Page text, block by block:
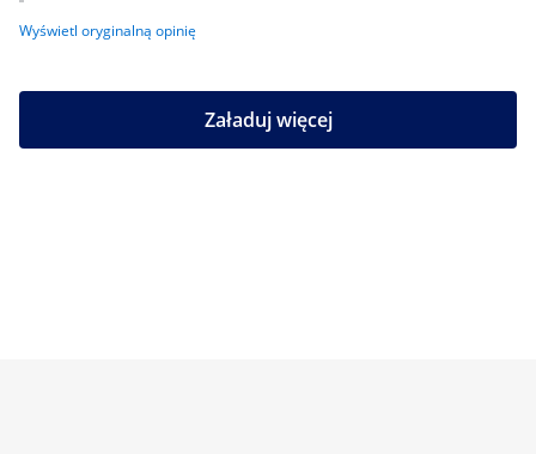
Wyświetl oryginalną opinię
Załaduj więcej